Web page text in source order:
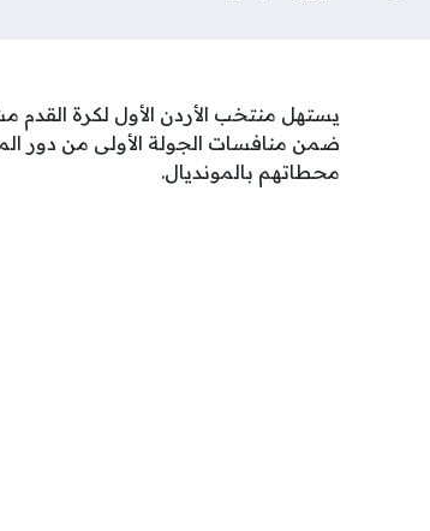
ضمن منافسات الجولة الأولى من دور
محطاتهم بالمونديال.